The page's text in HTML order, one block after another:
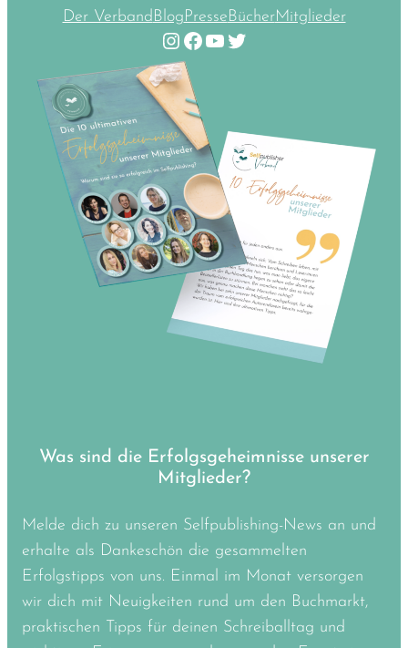
Der VerbandBlogPresseBücherMitglieder
Instagram Facebook YouTube Twitter
Was sind die Erfolgsgeheimnisse unserer
Mitglieder?
Melde dich zu unseren Selfpublishing-News an und
erhalte als Dankeschön die gesammelten
Erfolgstipps von uns. Einmal im Monat versorgen
wir dich mit Neuigkeiten rund um den Buchmarkt,
praktischen Tipps für deinen Schreiballtag und